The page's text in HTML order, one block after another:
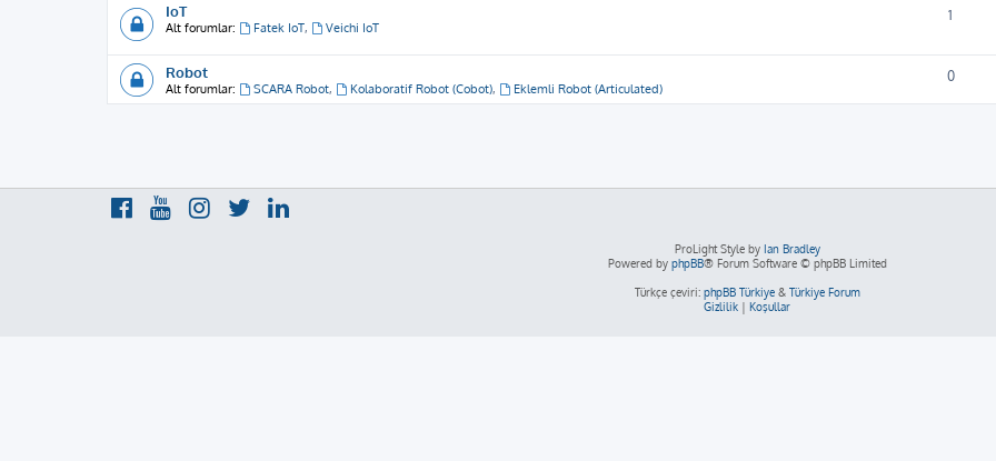
IoT
Alt forumlar: Fatek IoT, Veichi IoT
1
Robot
Alt forumlar: SCARA Robot, Kolaboratif Robot (Cobot), Eklemli Robot (Articulated)
0
ProLight Style by Ian Bradley
Powered by phpBB® Forum Software © phpBB Limited
Türkçe çeviri: phpBB Türkiye& Türkiye Forum
Gizlilik | Koşullar